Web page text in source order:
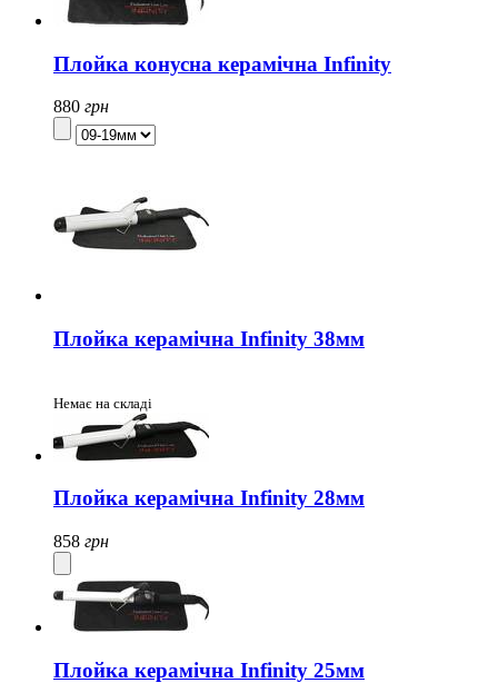
Плойка конусна керамічна Infinity
880 грн
Плойка керамічна Infinity 38мм
Немає на складі
Плойка керамічна Infinity 28мм
858 грн
Плойка керамічна Infinity 25мм